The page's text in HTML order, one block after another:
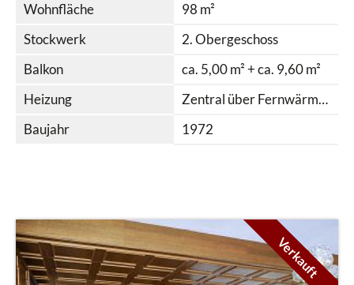
Wohnfläche
98 m²
Stockwerk
2. Obergeschoss
Balkon
ca. 5,00 m² + ca. 9,60 m²
Heizung
Zentral über Fernwärme Wattens mit Radiatoren
Baujahr
1972
Verkauft